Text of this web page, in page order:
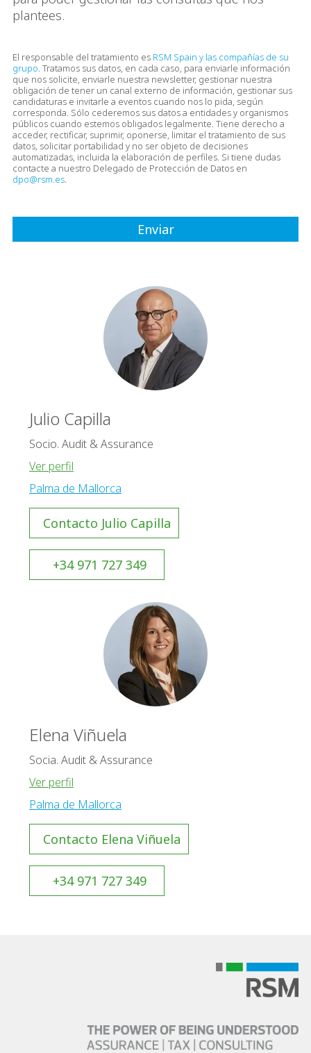
plantees.
El responsable del tratamiento es RSM Spain y las compañías de su
grupo. Tratamos sus datos, en cada caso, para enviarle información
que nos solicite, enviarle nuestra newsletter, gestionar nuestra
obligación de tener un canal externo de información, gestionar sus
candidaturas e invitarle a eventos cuando nos lo pida, según
corresponda. Sólo cederemos sus datos a entidades y organismos
públicos cuando estemos obligados legalmente. Tiene derecho a
acceder, rectificar, suprimir, oponerse, limitar el tratamiento de sus
datos, solicitar portabilidad y no ser objeto de decisiones
automatizadas, incluida la elaboración de perfiles. Si tiene dudas
contacte a nuestro Delegado de Protección de Datos en
dpo@rsm.es.
Julio Capilla
Socio. Audit & Assurance
Ver perfil
Palma de Mallorca
Contacto Julio Capilla
+34 971 727 349
Elena Viñuela
Socia. Audit & Assurance
Ver perfil
Palma de Mallorca
Contacto Elena Viñuela
+34 971 727 349